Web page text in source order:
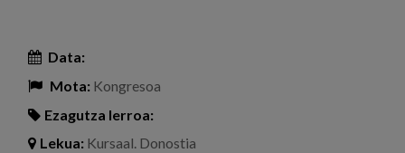
Data:
Mota: Kongresoa
Ezagutza lerroa:
Lekua: Kursaal. Donostia